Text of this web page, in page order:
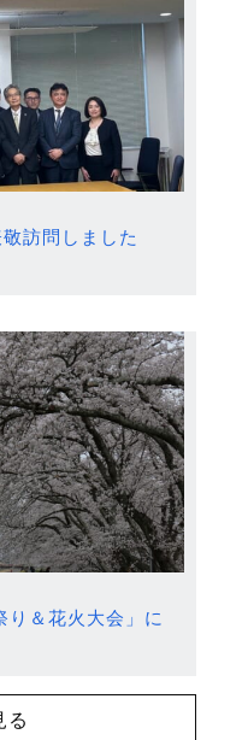
訪問しました
り＆花火大会」に
る